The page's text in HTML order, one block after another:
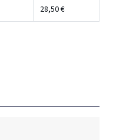
28,50 €